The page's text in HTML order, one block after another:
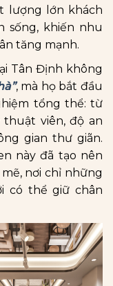
lượng lớn khách
sống, khiến nhu
tăng mạnh.
Tân Định không
, mà họ bắt đầu
tổng thể: từ
viên, độ an
gian thư giãn.
này đã tạo nên
nơi chỉ những
có thể giữ chân